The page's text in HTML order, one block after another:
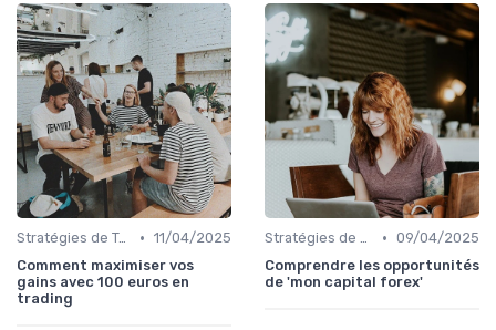
Stratégies de Trading • 11/04/2025
Comment maximiser vos
gains avec 100 euros en
trading
Stratégies de Trading • 09/04/2025
Comprendre les opportunités
de 'mon capital forex'